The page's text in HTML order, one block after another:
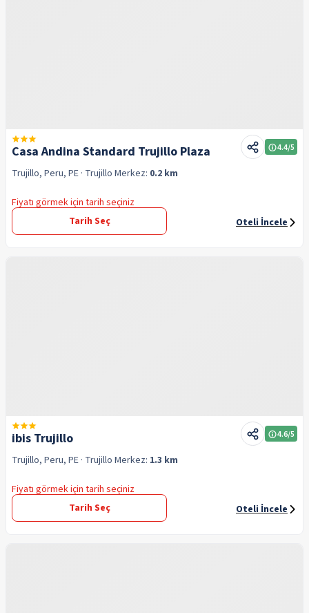
Casa Andina Standard Trujillo Plaza 4.4/5
Trujillo, Peru, PE · Trujillo Merkez: 0.2 km
Fiyatı görmek için tarih seçiniz
Tarih Seç
Oteli İncele
ibis Trujillo 4.6/5
Trujillo, Peru, PE · Trujillo Merkez: 1.3 km
Fiyatı görmek için tarih seçiniz
Tarih Seç
Oteli İncele